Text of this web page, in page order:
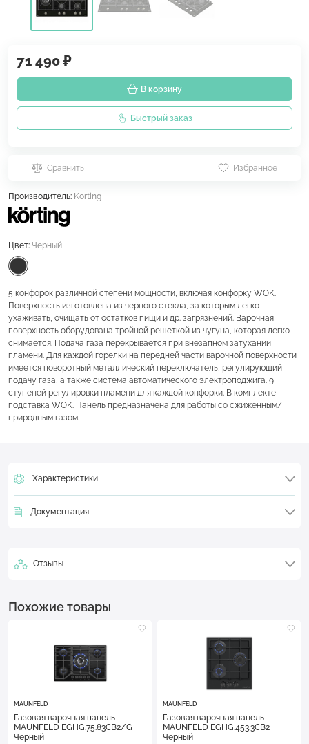
71 490 ₽
В корзину
Быстрый заказ
Сравнить Избранное
Производитель: Korting
Цвет: Черный
5 конфорок различной степени мощности, включая конфорку WOK.
Поверхность изготовлена из черного стекла, за которым легко
ухаживать, очищать от остатков пищи и др. загрязнений. Варочная
поверхность оборудована тройной решеткой из чугуна, которая легко
снимается. Подача газа перекрывается при внезапном затухании
пламени. Для каждой горелки на передней части варочной поверхности
имеется поворотный металлический переключатель, регулирующий
подачу газа, а также система автоматического электроподжига. 9
ступеней регулировки пламени для каждой конфорки. В комплекте -
подставка WOK. Панель предназначена для работы со сжиженным/
природным газом.
Характеристики
Документация
Отзывы
Похожие товары
MAUNFELD
Газовая варочная панель
MAUNFELD EGHG.75.83CB2/G
Черный
MAUNFELD
Газовая варочная панель
MAUNFELD EGHG.453.3CB2
Черный